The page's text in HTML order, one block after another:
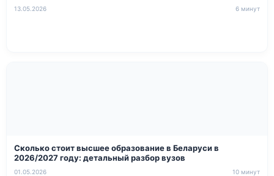
13.05.2026 6 минут
Сколько стоит высшее образование в Беларуси в
2026/2027 году: детальный разбор вузов
01.05.2026 10 минут